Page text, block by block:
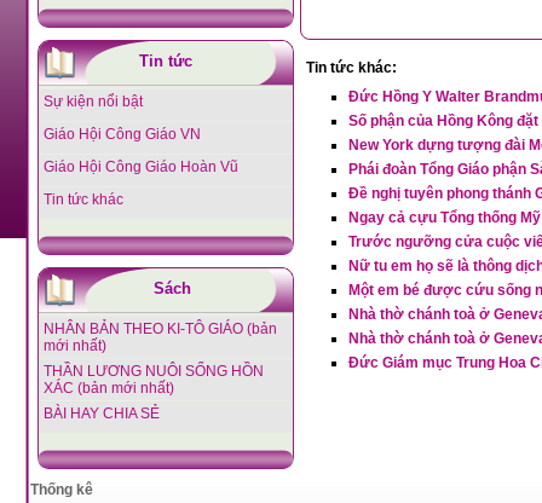
Tin tức
Sự kiện nổi bật
Giáo Hội Công Giáo VN
Giáo Hội Công Giáo Hoàn Vũ
Tin tức khác
Sách
NHÂN BẢN THEO KI-TÔ GIÁO (bản
mới nhất)
THẦN LƯƠNG NUÔI SỐNG HỒN
XÁC (bản mới nhất)
BÀI HAY CHIA SẺ
Tin tức khác:
Đức Hồng Y Walter
Số phận của Hồng Kông
New York dựng tượng đài
Phái đoàn Tổng Giáo phận
Đề nghị tuyên phong thánh
Ngay cả cựu Tổng thống
Trước ngưỡng cửa cuộc
Nữ tu em họ sẽ là thông
Một em bé được cứu sống
Nhà thờ chánh toà ở
Nhà thờ chánh toà ở
Đức Giám mục Trung Hoa
Thống kê